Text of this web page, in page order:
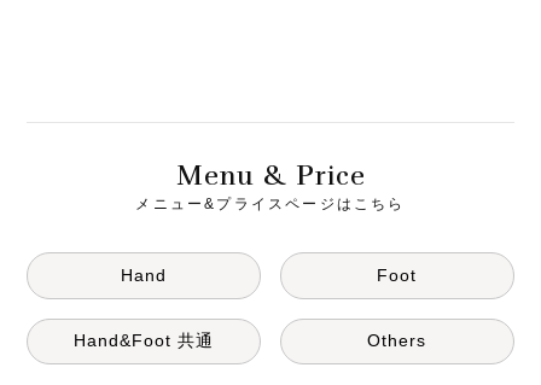
Menu & Price
メニュー&プライスページはこちら
Hand Foot
Hand&Foot 共通 Others